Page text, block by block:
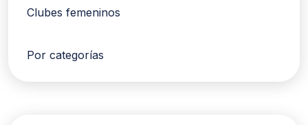
Clubes femeninos
Por categorías